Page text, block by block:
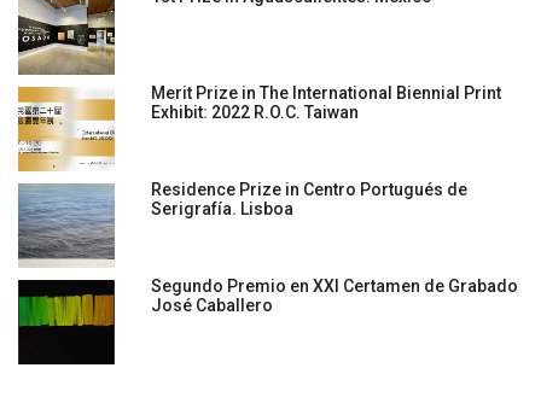
Merit Prize in The International Biennial Print
Exhibit: 2022 R.O.C. Taiwan
Residence Prize in Centro Portugués de
Serigrafía. Lisboa
Segundo Premio en XXI Certamen de Grabado
José Caballero